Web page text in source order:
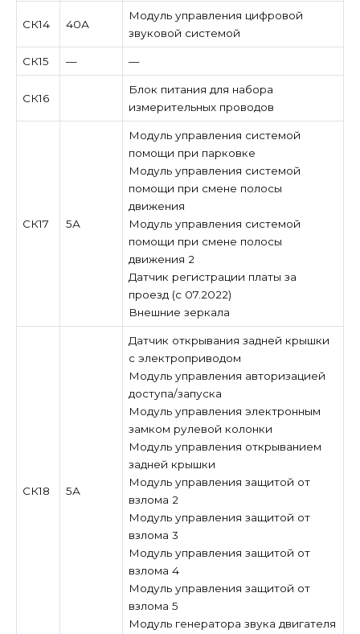
СК14 40А
Модуль управления цифровой
звуковой системой
СК15 — —
СК16
Блок питания для набора
измерительных проводов
СК17 5А
Модуль управления системой
помощи при парковке
Модуль управления системой
помощи при смене полосы
движения
Модуль управления системой
помощи при смене полосы
движения 2
Датчик регистрации платы за
проезд (с 07.2022)
Внешние зеркала
СК18 5А
Датчик открывания задней крышки
с электроприводом
Модуль управления авторизацией
доступа/запуска
Модуль управления электронным
замком рулевой колонки
Модуль управления открыванием
задней крышки
Модуль управления защитой от
взлома 2
Модуль управления защитой от
взлома 3
Модуль управления защитой от
взлома 4
Модуль управления защитой от
взлома 5
Модуль генератора звука двигателя